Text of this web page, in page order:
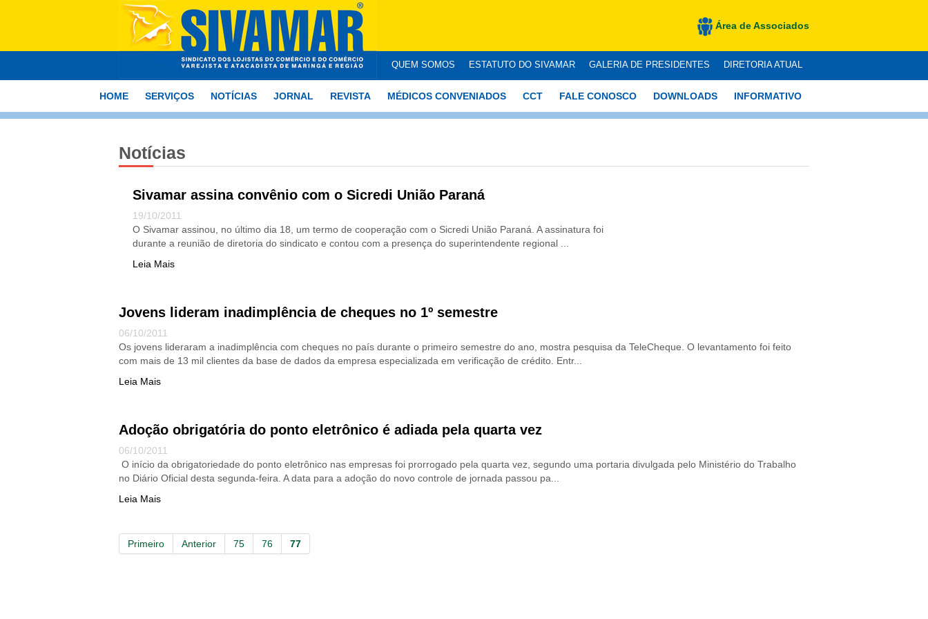
Área de Associados
QUEM SOMOS ESTATUTO DO SIVAMAR GALERIA DE PRESIDENTES DIRETORIA ATUAL
HOME SERVIÇOS NOTÍCIAS JORNAL REVISTA MÉDICOS CONVENIADOS CCT FALE CONOSCO DOWNLOADS INFORMATIVO
Notícias
Sivamar assina convênio com o Sicredi União Paraná
19/10/2011
O Sivamar assinou, no último dia 18, um termo de cooperação com o Sicredi União Paraná. A assinatura foi
durante a reunião de diretoria do sindicato e contou com a presença do superintendente regional ...
Leia Mais
Jovens lideram inadimplência de cheques no 1º semestre
06/10/2011
Os jovens lideraram a inadimplência com cheques no país durante o primeiro semestre do ano, mostra pesquisa da TeleCheque. O levantamento foi feito
com mais de 13 mil clientes da base de dados da empresa especializada em verificação de crédito. Entr...
Leia Mais
Adoção obrigatória do ponto eletrônico é adiada pela quarta vez
06/10/2011
O início da obrigatoriedade do ponto eletrônico nas empresas foi prorrogado pela quarta vez, segundo uma portaria divulgada pelo Ministério do Trabalho
no Diário Oficial desta segunda-feira. A data para a adoção do novo controle de jornada passou pa...
Leia Mais
Primeiro Anterior 75 76 77